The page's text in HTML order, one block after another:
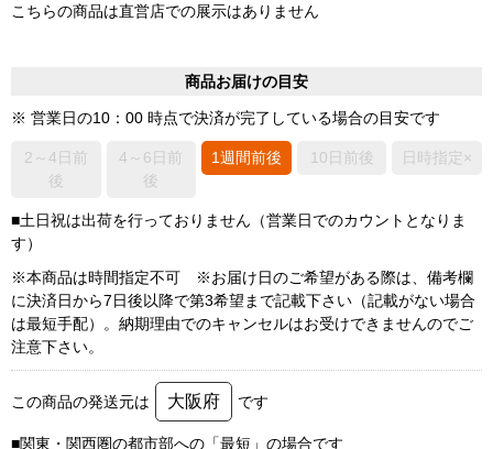
こちらの商品は直営店での展示はありません
商品お届けの目安
※ 営業日の10：00 時点で決済が完了している場合の目安です
2～4日前
後
4～6日前
後
1週間前後 10日前後 日時指定×
■土日祝は出荷を行っておりません（営業日でのカウントとなりま
す）
※本商品は時間指定不可 ※お届け日のご希望がある際は、備考欄
に決済日から7日後以降で第3希望まで記載下さい（記載がない場合
は最短手配）。納期理由でのキャンセルはお受けできませんのでご
注意下さい。
この商品の発送元は 大阪府 です
■関東・関西圏の都市部への「最短」の場合です